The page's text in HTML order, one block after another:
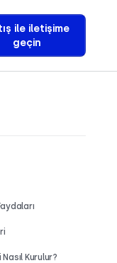
ile iletişime
geçin
Nasıl Kurulur?